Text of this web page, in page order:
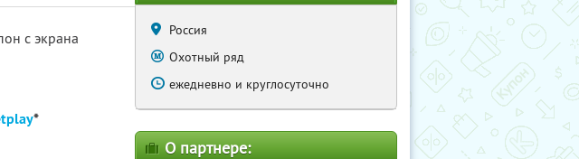
с экрана
*
Россия
Охотный ряд
ежедневно и круглосуточно
О партнере: